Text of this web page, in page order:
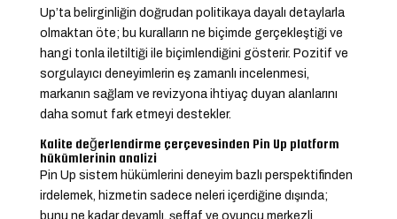
Up’ta belirginliğin doğrudan politikaya dayalı detaylarla
olmaktan öte; bu kuralların ne biçimde gerçekleştiği ve
hangi tonla iletiltiği ile biçimlendiğini gösterir. Pozitif ve
sorgulayıcı deneyimlerin eş zamanlı incelenmesi,
markanın sağlam ve revizyona ihtiyaç duyan alanlarını
daha somut fark etmeyi destekler.
Kalite değerlendirme çerçevesinden Pin Up platform
hükümlerinin analizi
Pin Up sistem hükümlerini deneyim bazlı perspektifinden
irdelemek, hizmetin sadece neleri içerdiğine dışında;
bunu ne kadar devamlı, şeffaf ve oyuncu merkezli